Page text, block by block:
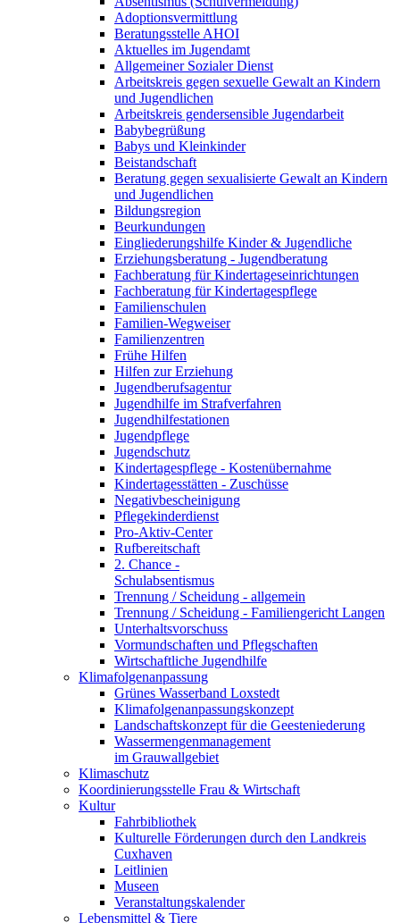
Adoptionsvermittlung
Beratungsstelle AHOI
Aktuelles im Jugendamt
Allgemeiner Sozialer Dienst
Arbeitskreis gegen sexuelle Gewalt an Kindern
und Jugendlichen
Arbeitskreis gendersensible Jugendarbeit
Babybegrüßung
Babys und Kleinkinder
Beistandschaft
Beratung gegen sexualisierte Gewalt an Kindern
und Jugendlichen
Bildungsregion
Beurkundungen
Eingliederungshilfe Kinder & Jugendliche
Erziehungsberatung - Jugendberatung
Fachberatung für Kindertageseinrichtungen
Fachberatung für Kindertagespflege
Familienschulen
Familien-Wegweiser
Familienzentren
Frühe Hilfen
Hilfen zur Erziehung
Jugendberufsagentur
Jugendhilfe im Strafverfahren
Jugendhilfestationen
Jugendpflege
Jugendschutz
Kindertagespflege - Kostenübernahme
Kindertagesstätten - Zuschüsse
Negativbescheinigung
Pflegekinderdienst
Pro-Aktiv-Center
Rufbereitschaft
2. Chance -
Schulabsentismus
Trennung / Scheidung - allgemein
Trennung / Scheidung - Familiengericht Langen
Unterhaltsvorschuss
Vormundschaften und Pflegschaften
Wirtschaftliche Jugendhilfe
Klimafolgenanpassung
Grünes Wasserband Loxstedt
Klimafolgenanpassungskonzept
Landschaftskonzept für die Geesteniederung
Wassermengenmanagement
im Grauwallgebiet
Klimaschutz
Koordinierungsstelle Frau & Wirtschaft
Kultur
Fahrbibliothek
Kulturelle Förderungen durch den Landkreis
Cuxhaven
Leitlinien
Museen
Veranstaltungskalender
Lebensmittel & Tiere